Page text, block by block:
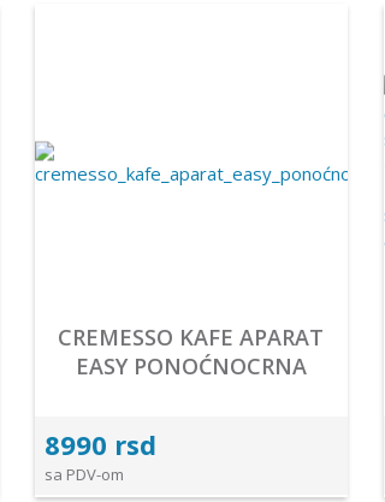
CREMESSO KAFE APARAT
EASY PONOĆNOCRNA
8990 rsd
sa PDV-om